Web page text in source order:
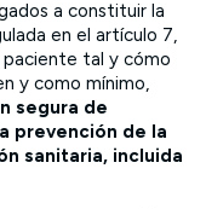
a constituir la
en el artículo 7,
paciente tal y cómo
y como mínimo,
segura de
prevención de la
sanitaria, incluida